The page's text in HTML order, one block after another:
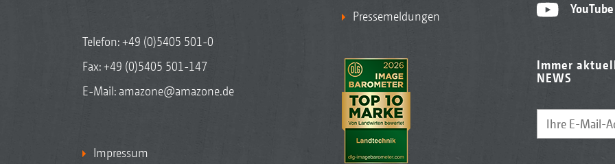
Telefon:+49 (0)5405 501-0
Fax: +49 (0)5405 501-147
E-Mail: amazone@amazone.de
Impressum
Pressemeldungen
YouTube
Immer
NEWS